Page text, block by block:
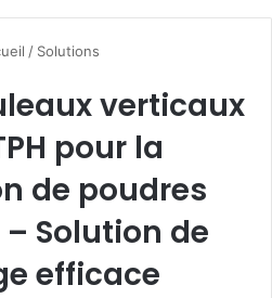
/ Solutions
verticaux
pour la
de poudres
– Solution de
efficace